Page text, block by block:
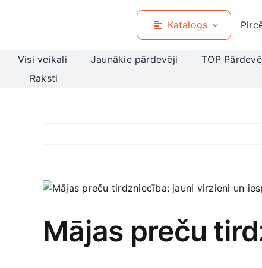
Katalogs
Visi veikali Jaunākie pārdevēji TOP
Raksti
View
Image
Mājas preču